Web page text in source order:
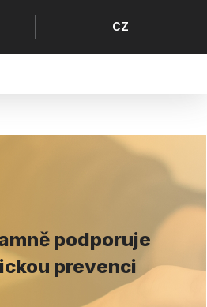
Jazyk
CZ
podporuje
prevenci